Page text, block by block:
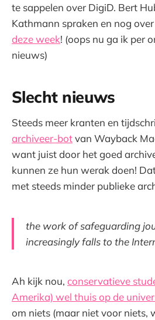
te sappelen over DigiD. Bert
Kathmann spraken en nog
deze week! (oops nu ga ik per
nieuws)
Slecht nieuws
Steeds meer kranten en
archiveer-botvan Wayback
want juist door het goed
kunnen ze hun werak doen!
met steeds minder publieke
the work of safeguarding
increasingly falls to the
Ah kijk nou, conservatieve
Amerika) wel thuis op de
om niets (maar niet voor niets,